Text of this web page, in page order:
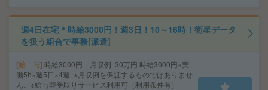
週4日在宅＊時給3000円！週3日！10～16時！衛星データ
を扱う組合で事務[派遣]
給 与 時給3000円 月収例 30万円 時給3000円×実
働5h×週5日×4週 ※月収例を保証するものではありませ
ん。※給与即受取りサービス利用可（利用条件有）